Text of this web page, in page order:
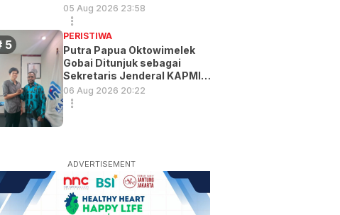
05 Aug 2026 23:58
PERISTIWA
Putra Papua Oktowimelek
Gobai Ditunjuk sebagai
Sekretaris Jenderal KAPMI
PT
06 Aug 2026 20:22
ADVERTISEMENT